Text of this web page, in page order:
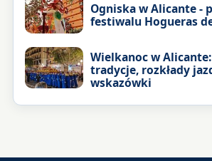
Ogniska w Alicante -
festiwalu Hogueras
Wielkanoc w
tradycje, rozkłady
wskazówki